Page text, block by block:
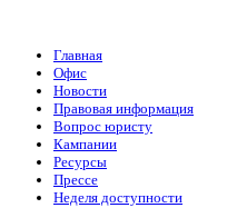
Главная
Офис
Новости
Правовая информация
Вопрос юристу
Кампании
Ресурсы
Прессе
Неделя доступности